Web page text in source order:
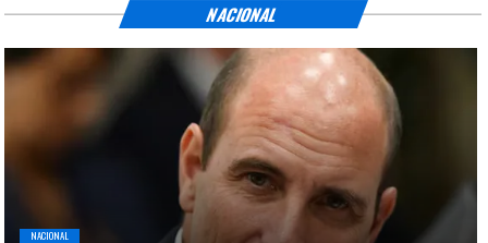
NACIONAL
NACIONAL